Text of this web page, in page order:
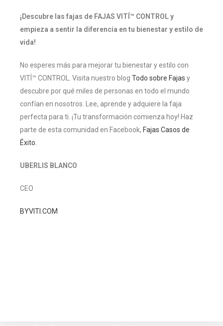
¡Descubre las fajas de FAJAS VITÍ™ CONTROL y
empieza a sentir la diferencia en tu bienestar y estilo de
vida!
No esperes más para mejorar tu bienestar y estilo con
VITÍ™ CONTROL. Visita nuestro blog Todo sobre Fajas y
descubre por qué miles de personas en todo el mundo
confían en nosotros. Lee, aprende y adquiere la faja
perfecta para ti. ¡Tu transformación comienza hoy! Haz
parte de esta comunidad en Facebook, Fajas Casos de
Éxito.
UBERLIS BLANCO
CEO
BYVITI.COM